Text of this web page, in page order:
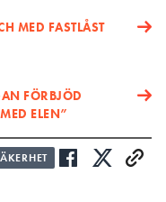
MED FASTLÅST
FÖRBJÖD
ELEN”